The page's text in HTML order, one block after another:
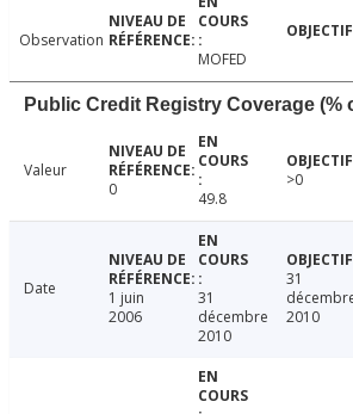
Observation
MOFED
Public Credit Registry Coverage (%
Valeur
0
49.8
>0
Date
1 juin
2006
31
décembre
2010
31
2010